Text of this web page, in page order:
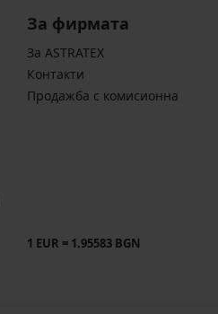
За фирмата
За ASTRATEX
Контакти
Продажба с комисионна
1 EUR = 1.95583 BGN